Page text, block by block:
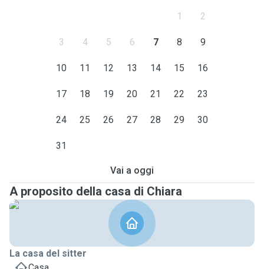
1 2
3 4 5 6 7 8 9
10 11 12 13 14 15 16
17 18 19 20 21 22 23
24 25 26 27 28 29 30
31
Vai a oggi
A proposito della casa di Chiara
La casa del sitter